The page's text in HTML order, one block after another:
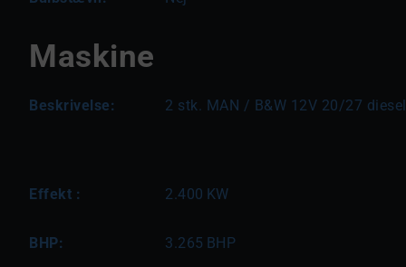
Maskine
Beskrivelse: 2 stk. MAN / B&W 12V 20/27
Effekt : 2.400 KW
BHP: 3.265 BHP